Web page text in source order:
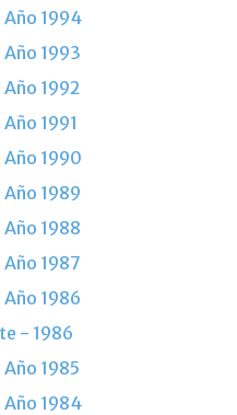
1994
1993
1992
1991
1990
1989
1988
1987
1986
- 1986
1985
1984